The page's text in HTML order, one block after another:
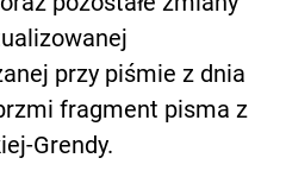
przy piśmie z dnia
fragment pisma z
Grendy.